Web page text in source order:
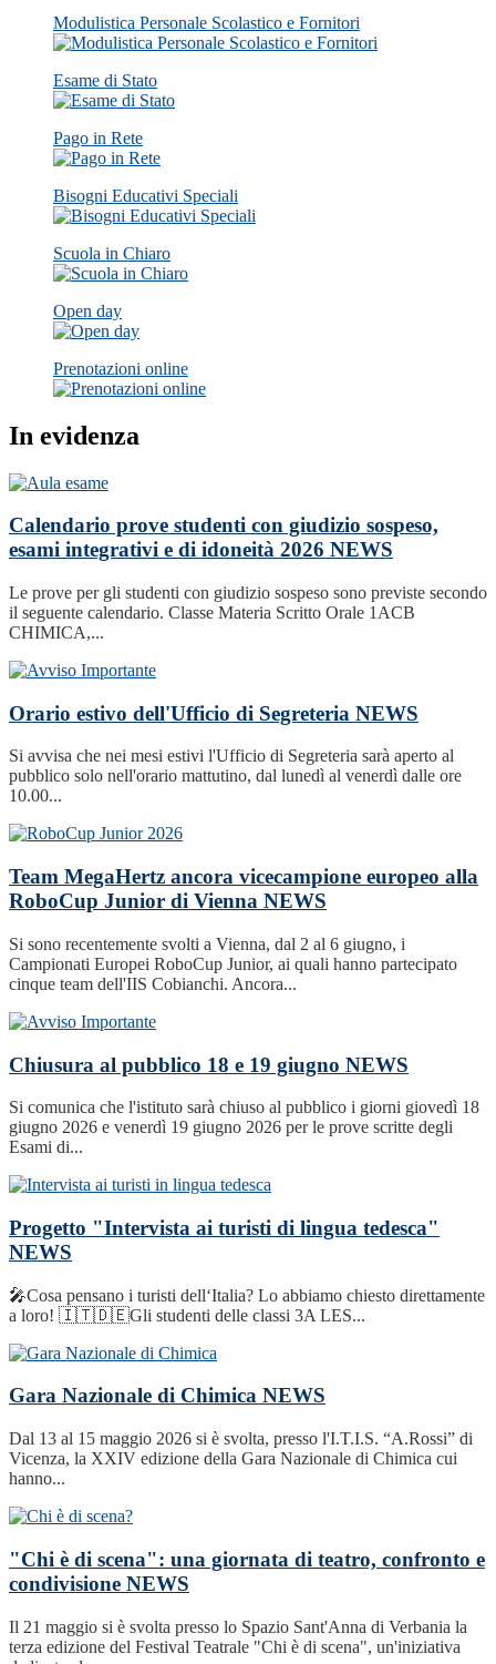
Modulistica Personale Scolastico e Fornitori
Esame di Stato
Pago in Rete
Bisogni Educativi Speciali
Scuola in Chiaro
Open day
Prenotazioni online
In evidenza
Calendario prove studenti con giudizio sospeso,
esami integrativi e di idoneità 2026 NEWS
Le prove per gli studenti con giudizio sospeso sono previste secondo
il seguente calendario. Classe Materia Scritto Orale 1ACB
CHIMICA,...
Orario estivo dell'Ufficio di Segreteria NEWS
Si avvisa che nei mesi estivi l'Ufficio di Segreteria sarà aperto al
pubblico solo nell'orario mattutino, dal lunedì al venerdì dalle ore
10.00...
Team MegaHertz ancora vicecampione europeo alla
RoboCup Junior di Vienna NEWS
Si sono recentemente svolti a Vienna, dal 2 al 6 giugno, i
Campionati Europei RoboCup Junior, ai quali hanno partecipato
cinque team dell'IIS Cobianchi. Ancora...
Chiusura al pubblico 18 e 19 giugno NEWS
Si comunica che l'istituto sarà chiuso al pubblico i giorni giovedì 18
giugno 2026 e venerdì 19 giugno 2026 per le prove scritte degli
Esami di...
Progetto "Intervista ai turisti di lingua tedesca"
NEWS
🎤Cosa pensano i turisti dell‘Italia? Lo abbiamo chiesto direttamente
a loro! 🇮🇹🇩🇪Gli studenti delle classi 3A LES...
Gara Nazionale di Chimica NEWS
Dal 13 al 15 maggio 2026 si è svolta, presso l'I.T.I.S. “A.Rossi” di
Vicenza, la XXIV edizione della Gara Nazionale di Chimica cui
hanno...
"Chi è di scena": una giornata di teatro, confronto e
condivisione NEWS
Il 21 maggio si è svolta presso lo Spazio Sant'Anna di Verbania la
terza edizione del Festival Teatrale "Chi è di scena", un'iniziativa